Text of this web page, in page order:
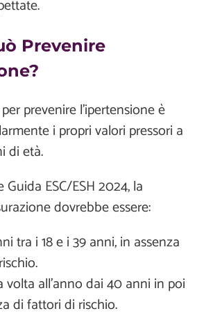
Prevenire
prevenire l'ipertensione è
i propri valori pressori a
di età.
ESC/ESH 2024, la
dovrebbe essere:
tra i 18 e i 39 anni, in assenza
volta all'anno dai 40 anni in poi
di fattori di rischio.